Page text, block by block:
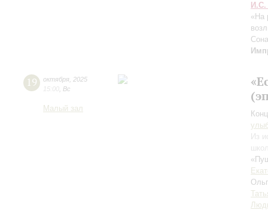
И.С.
«На
19 октября 2025
15:00 Вс
Малый зал
Из